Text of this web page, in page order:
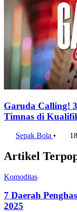
Garuda Calling!
Timnas di
Sepak Bola •
Artikel
Komoditas
7 Daerah
2025